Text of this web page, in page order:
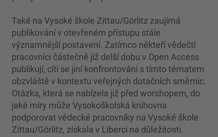
Také na Vysoké škole Zittau/Görlitz zaujímá
publikování v otevřeném přístupu stále
významnější postavení. Zatímco někteří vědečtí
pracovníci částečně již delší dobu v Open Access
publikují, cítí se jiní konfrontováni s tímto tématem
obzvláště v kontextu veřejných dotačních směrnic.
Otázka, která se nabízela již před worshopem, do
jaké míry může Vysokoškolská knihovna
podporovat vědecké pracovníky na Vysoké škole
Zittau/Görlitz, získala v Liberci na důležitosti.